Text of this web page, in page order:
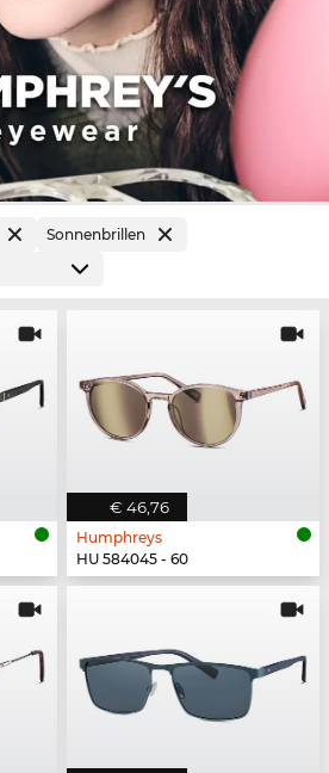
Sonnenbrillen
€ 46,76
Humphreys
HU 584045 - 60